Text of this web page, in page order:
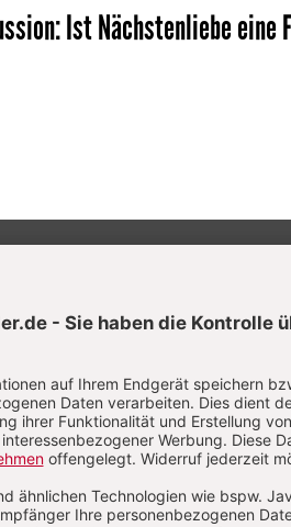
:Ist Nächstenliebe eine
Hefte